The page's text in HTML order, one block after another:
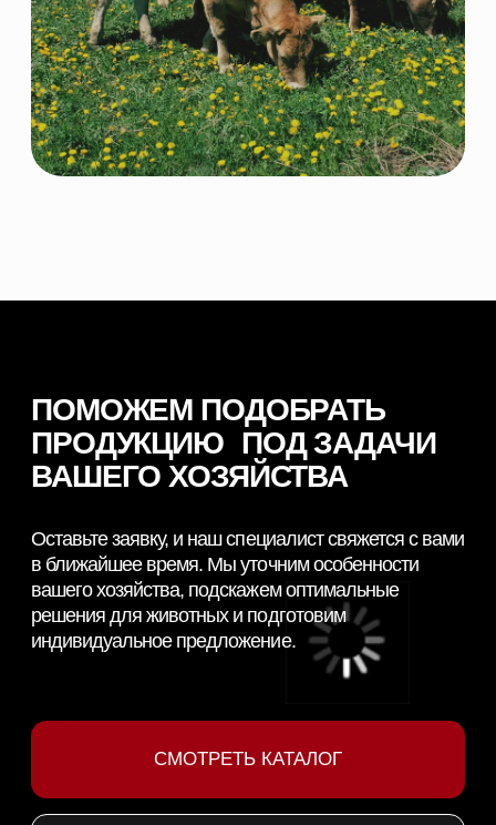
Все права защищены
Политикой конфиденциальности
Сайт разработан
+7 966 937 09 69
Nordfeedspb@yandex.ru
Адрес: Ленинградская обл., Гатчинский р-
н., д. Большие Колпаны, ул. 30 Лет
Победы, д. 1, пом. 105
КОНТАКТНАЯ ИНФОРМАЦИЯ